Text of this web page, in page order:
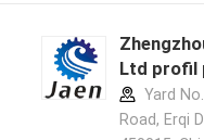
Ltd profil
Yard
Road, Erqi